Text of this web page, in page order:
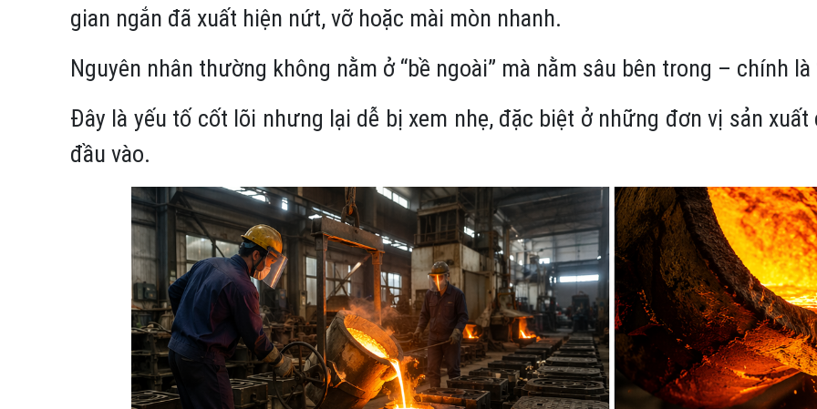
gian ngắn đã xuất hiện nứt, vỡ hoặc mài mòn nhanh.
Nguyên nhân thường không nằm ở “bề ngoài” mà nằm sâu bên trong – chính là
Đây là yếu tố cốt lõi nhưng lại dễ bị xem nhẹ, đặc biệt ở những đơn vị sản
đầu vào.